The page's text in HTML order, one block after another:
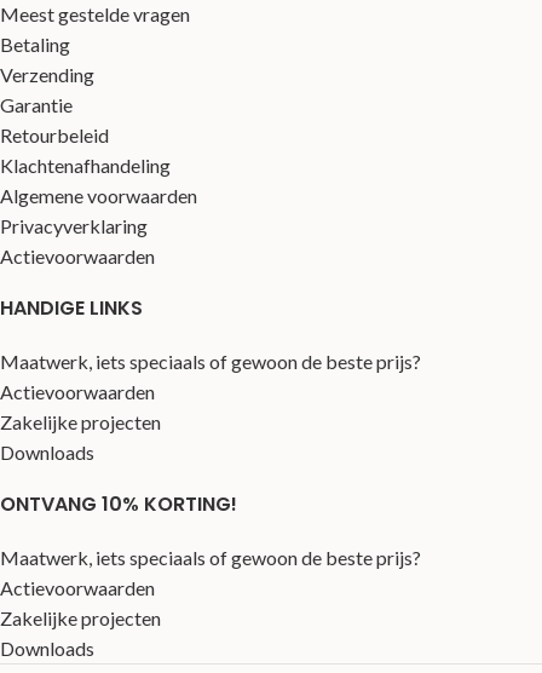
Meest gestelde vragen
Betaling
Verzending
Garantie
Retourbeleid
Klachtenafhandeling
Algemene voorwaarden
Privacyverklaring
Actievoorwaarden
HANDIGE LINKS
Maatwerk, iets speciaals of gewoon de beste prijs?
Actievoorwaarden
Zakelijke projecten
Downloads
ONTVANG 10% KORTING!
Maatwerk, iets speciaals of gewoon de beste prijs?
Actievoorwaarden
Zakelijke projecten
Downloads